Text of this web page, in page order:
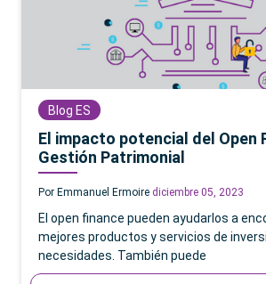
Blog ES
El impacto potencial del Open
Gestión Patrimonial
Por Emmanuel Ermoire diciembre 05, 2023
El open finance pueden ayudarlos a
mejores productos y servicios de
necesidades. También puede